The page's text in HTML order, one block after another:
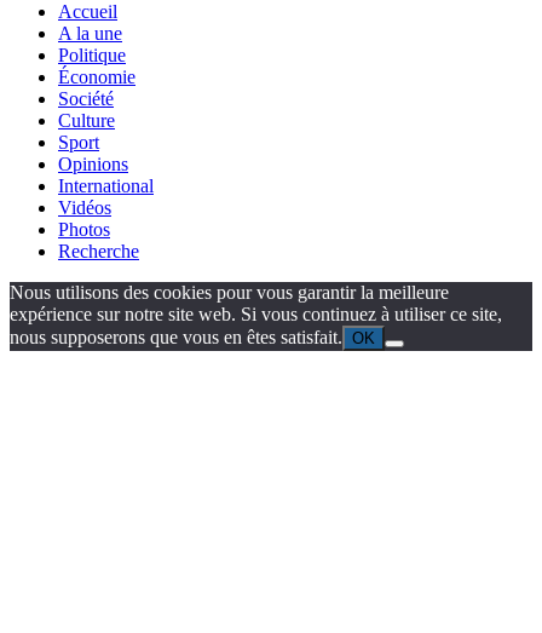
Accueil
A la une
Politique
Économie
Société
Culture
Sport
Opinions
International
Vidéos
Photos
Recherche
Nous utilisons des cookies pour vous garantir la meilleure
expérience sur notre site web. Si vous continuez à utiliser ce site,
nous supposerons que vous en êtes satisfait. OK